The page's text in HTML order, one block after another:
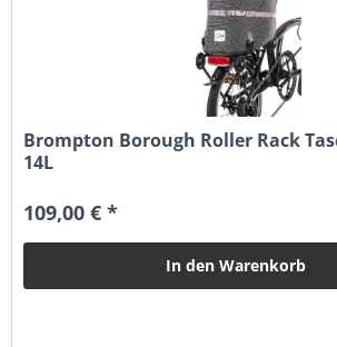
Brompton Borough Roller Rack
14L
109,00 € *
In den Warenkorb